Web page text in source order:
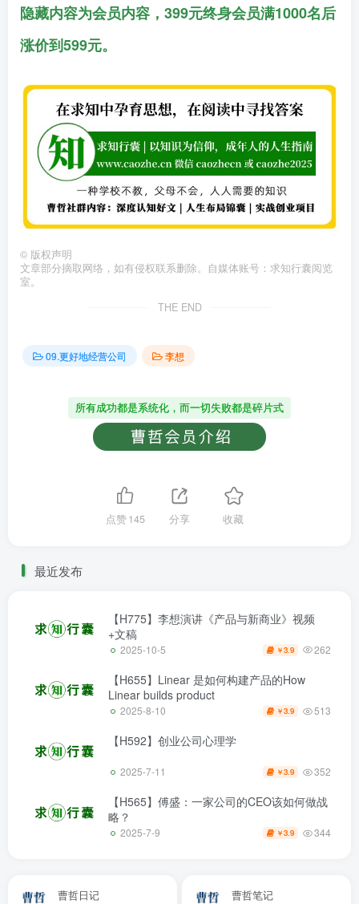
隐藏内容为会员内容，399元终身会员满1000名后
涨价到599元。
© 版权声明
文章部分摘取网络，如有侵权联系删除。自媒体账号：求知行囊阅览
室。
THE END
09.更好地经营公司 李想
所有成功都是系统化，而一切失败都是碎片式
点赞145 分享 收藏
最近发布
【H775】李想演讲《产品与新商业》视频
+文稿
2025-10-5 ￥3.9 262
【H655】Linear 是如何构建产品的How
Linear builds product
2025-8-10 ￥3.9 513
【H592】创业公司心理学
2025-7-11 ￥3.9 352
【H565】傅盛：一家公司的CEO该如何做战
略？
2025-7-9 ￥3.9 344
曹哲日记 曹哲笔记